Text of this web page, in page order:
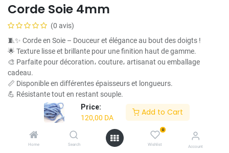
Price:
120,00 DA
Add to Cart
Home Search
0
Wishlist Account
Corde Soie 4mm
(0 avis)
🧵✨ Corde en Soie – Douceur et élégance au bout des doigts !
🌟 Texture lisse et brillante pour une finition haut de gamme.
🎨 Parfaite pour décoration، couture، artisanat ou emballage
cadeau.
📏 Disponible en différentes épaisseurs et longueurs.
💪 Résistante tout en restant souple.
✅ Un incontournable pour les créateurs et passionnés du détail.
DA
How would you rate your experience?
Select
an
option
Not satisfied at all Very satisfied
Next